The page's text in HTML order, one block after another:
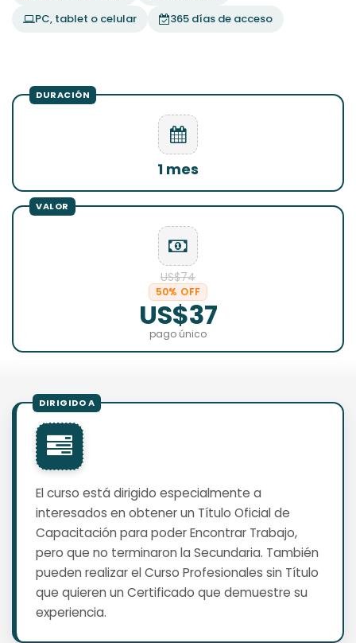
PC, tablet o celular
365 días de acceso
1 mes
US$74
50% OFF
US$37
pago único
El curso está dirigido especialmente a
interesados en obtener un Título Oficial de
Capacitación para poder Encontrar Trabajo,
pero que no terminaron la Secundaria. También
pueden realizar el Curso Profesionales sin Título
que quieren un Certificado que demuestre su
experiencia.